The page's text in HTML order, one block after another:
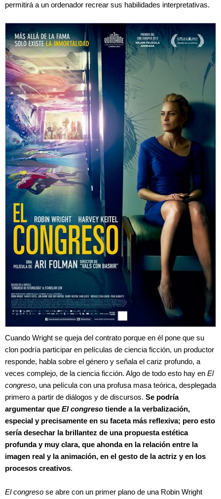
permitirá a un ordenador recrear sus habilidades interpretativas.
Cuando Wright se queja del contrato porque en él pone que su
clon podría participar en películas de ciencia ficción, un productor
responde, habla sobre el género y señala el cariz profundo, a
veces complejo, de la ciencia ficción. Algo de todo esto hay en El
congreso, una película con una profusa masa teórica, desplegada
primero a partir de diálogos y de discursos. Se podría
argumentar que El congreso tiende a la verbalización,
especial y precisamente en su faceta más reflexiva; pero esto
sería desechar la brillantez de una propuesta estética
profunda y muy clara, que ahonda en la relación entre la
imagen real y la animación, en el gesto de la actriz y en los
procesos creativos.
El congreso se abre con un primer plano de una Robin Wright